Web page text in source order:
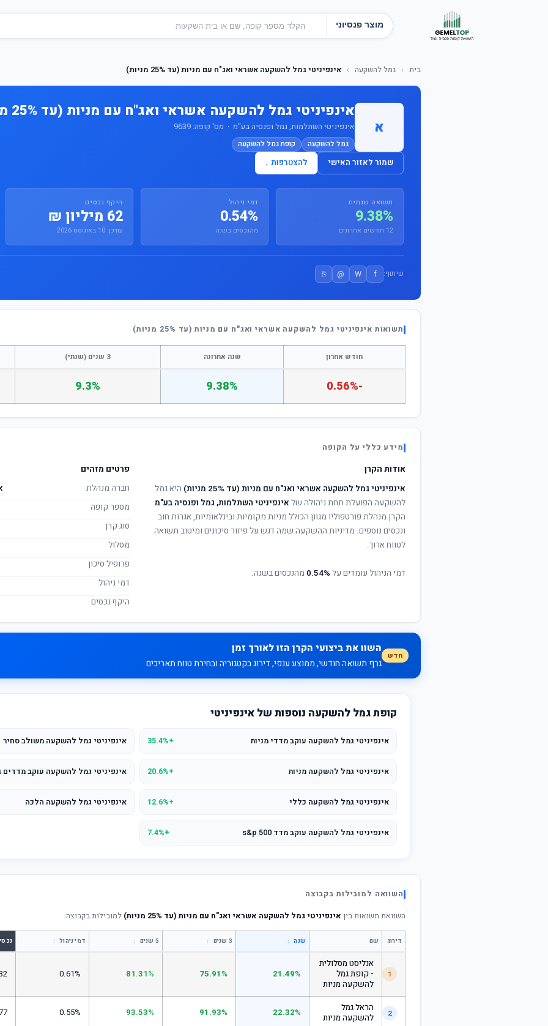
מוצר פנסיוני
בית › גמל להשקעה › אינפיניטי גמל להשקעה אשראי ואג"ח עם מניות (עד 25% מניות)
א
אינפיניטי גמל להשקעה אשראי ואג"ח עם מניות (עד 25% מניות)
אינפיניטי השתלמות, גמל ופנסיה בע"מ · מס' קופה: 9639
גמל להשקעה קופת גמל להשקעה
שמור לאזור האישי להצטרפות ↓
תשואה שנתית
9.38%
12 חודשים אחרונים
דמי ניהול
0.54%
מהנכסים בשנה
היקף נכסים
62 מיליון ₪
עודכן: 10 באוגוסט 2026
שיתוף: f
W
@
⎘
תשואות אינפיניטי גמל להשקעה אשראי ואג"ח עם מניות (עד 25% מניות)
חודש אחרון שנה אחרונה 3 שנים (שנתי)
-0.56%
9.38%
9.3%
מידע כללי על הקופה
אודות הקרן
אינפיניטי גמל להשקעה אשראי ואג"ח עם מניות (עד 25% מניות)
היא גמל
להשקעה הפועלת תחת ניהולה של אינפיניטי השתלמות, גמל ופנסיה בע"מ.
הקרן מנהלת פורטפוליו מגוון הכולל מניות מקומיות ובינלאומיות, אגרות חוב
ונכסים נוספים. מדיניות ההשקעה שמה דגש על פיזור סיכונים ומיטוב תשואה
לטווח ארוך.
דמי הניהול עומדים על 0.54% מהנכסים בשנה.
פרטים מזהים
חברה מנהלת
מספר קופה
סוג קרן
מסלול
פרופיל סיכון
דמי ניהול
היקף נכסים
חדש
השוו את ביצועי הקרן הזו לאורך זמן
גרף תשואה חודשי, ממוצע ענפי, דירוג בקטגוריה ובחירת טווח תאריכים
קופת גמל להשקעה נוספות של אינפיניטי
אינפיניטי גמל להשקעה עוקב מדדי מניות +35.4% אינפיניטי גמל להשקעה משולב סחיר
אינפיניטי גמל להשקעה מניות +20.6% אינפיניטי גמל להשקעה עוקב מדדים
אינפיניטי גמל להשקעה כללי +12.6% אינפיניטי גמל להשקעה הלכה
אינפיניטי גמל להשקעה עוקב מדד s&p 500 +7.4%
השוואה למובילות בקבוצה
השוואת תשואות בין אינפיניטי גמל להשקעה אשראי ואג"ח עם מניות (עד 25% מניות) למובילות בקבוצה:
דירוג שם שנה ↕ 3 שנים ↕ 5 שנים ↕ דמי ניהול ↕
1
אנליסט מסלולית
- קופת גמל
להשקעה מניות
21.49%
75.91%
81.31%
0.61%
2
הראל גמל
להשקעה מניות
22.32%
91.93%
93.53%
0.55%